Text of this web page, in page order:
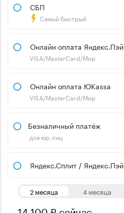
СБП
Самый быстрый
Онлайн оплата Яндекс.Пэй
VISA/MasterCard/Мир
Онлайн оплата ЮKassa
VISA/MasterCard/Мир
Безналичный платёж
для юр.лиц
Яндекс.Сплит / Яндекс.Пэй
2 месяца 4 месяца